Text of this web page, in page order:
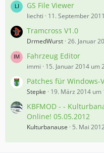
GS File Viewer
liechti 11. September
Tramcross V1.0
DrmedWurst 26. Januar
Fahrzeug Editor
immi 15. Januar 2014 um
Patches für Windows-
Stepke 19. März 2014 um
KBFMOD - -
Online! 05.05.2012
Kulturbanause 5. Mai